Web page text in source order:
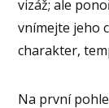
vizáž; ale
vnímejte jeho
charakter,
Na první